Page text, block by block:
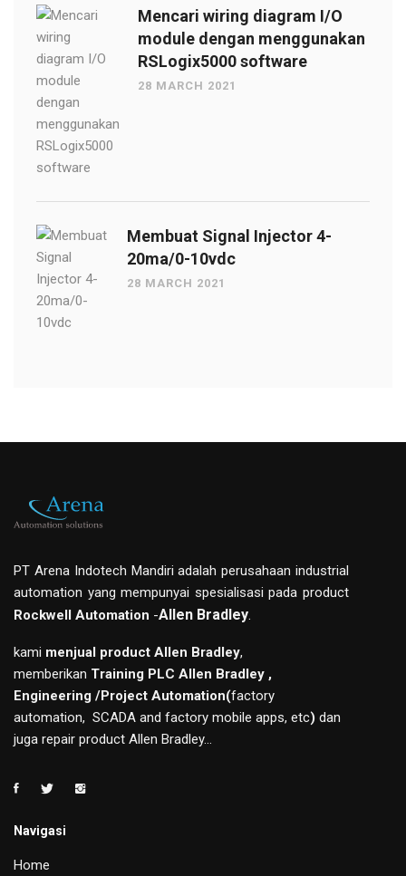
Mencari wiring diagram I/O
module dengan menggunakan
RSLogix5000 software
28 MARCH 2021
Membuat Signal Injector 4-
20ma/0-10vdc
28 MARCH 2021
PT Arena Indotech Mandiri adalah perusahaan industrial
automation yang mempunyai spesialisasi pada product
Rockwell Automation -Allen Bradley.
kami menjual product Allen Bradley,
memberikan Training PLC Allen Bradley ,
Engineering /Project Automation(factory
automation, SCADA and factory mobile apps, etc) dan
juga repair product Allen Bradley...
Navigasi
Home